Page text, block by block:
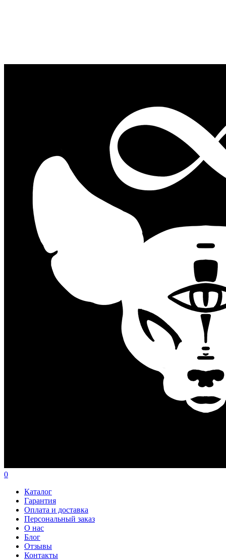
0
Каталог
Гарантия
Оплата и доставка
Персональный заказ
О нас
Блог
Отзывы
Контакты